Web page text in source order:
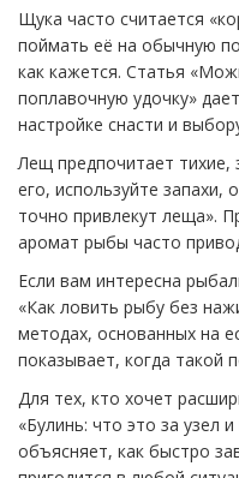
Щука часто считается
поймать её на обычную
как кажется. Статья
поплавочную удочку»
настройке снасти и
Лещ предпочитает тихие,
его, используйте запахи,
точно привлекут леща».
аромат рыбы часто
Если вам интересна
«Как ловить рыбу без
методах, основанных на
показывает, когда такой
Для тех, кто хочет
«Булинь: что это за узел
объясняет, как быстро